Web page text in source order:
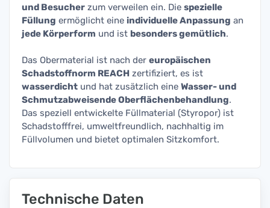
und Besucher zum verweilen ein. Die spezielle
Füllung ermöglicht eine individuelle Anpassung an
jede Körperform und ist besonders gemütlich.
Das Obermaterial ist nach der europäischen
Schadstoffnorm REACH zertifiziert, es ist
wasserdicht und hat zusätzlich eine Wasser- und
Schmutzabweisende Oberflächenbehandlung.
Das speziell entwickelte Füllmaterial (Styropor) ist
Schadstofffrei, umweltfreundlich, nachhaltig im
Füllvolumen und bietet optimalen Sitzkomfort.
Technische Daten